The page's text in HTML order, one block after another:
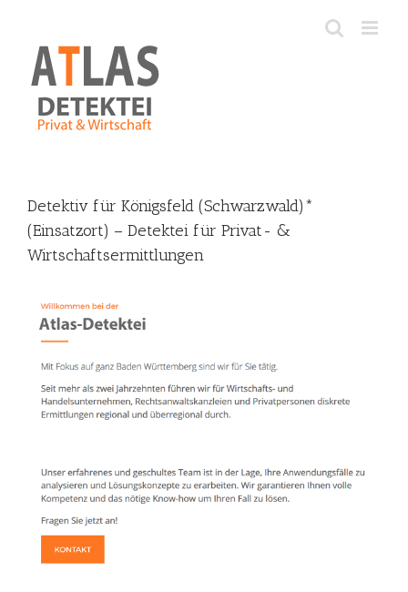
content
Detektiv für Königsfeld (Schwarzwald)*
(Einsatzort) – Detektei für Privat- &
Wirtschaftsermittlungen